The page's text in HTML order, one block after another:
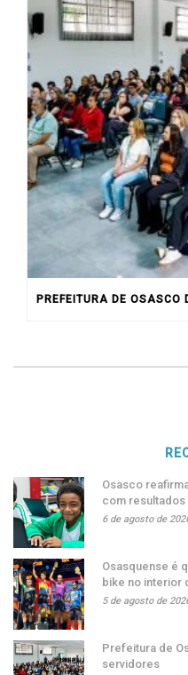
Osasco
com resultados
6 de agosto de
Osasquense é
bike no interior
5 de agosto de
Prefeitura de
servidores